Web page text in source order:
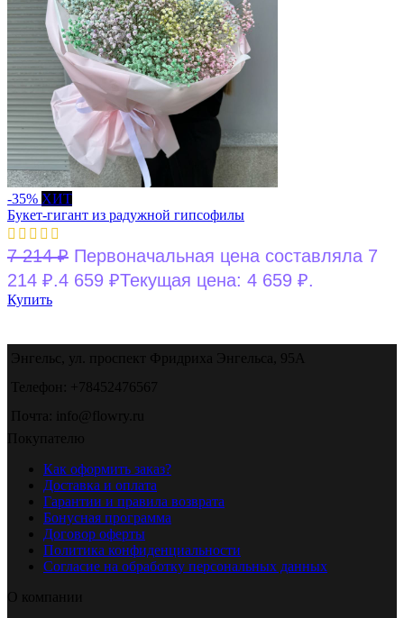
-35% ХИТ
Букет-гигант из радужной гипсофилы
7 214₽ Первоначальная цена составляла 7
214 ₽.4 659 ₽Текущая цена: 4 659 ₽.
Купить
Энгельс, ул. проспект Фридриха Энгельса, 95А
Телефон: +78452476567
Почта: info@flowry.ru
Покупателю
Как оформить заказ?
Доставка и оплата
Гарантии и правила возврата
Бонусная программа
Договор оферты
Политика конфиденциальности
Согласие на обработку персональных данных
О компании